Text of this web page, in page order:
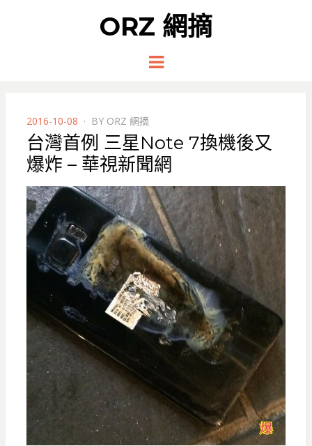
ORZ 網摘
Menu
POSTED
ON
2016-10-08 BY ORZ 網摘
台灣首例 三星Note 7換機後又
爆炸 – 華視新聞網